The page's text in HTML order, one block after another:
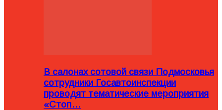
В салонах сотовой связи Подмосковья
сотрудники Госавтоинспекции
проводят тематические мероприятия
«Стоп…